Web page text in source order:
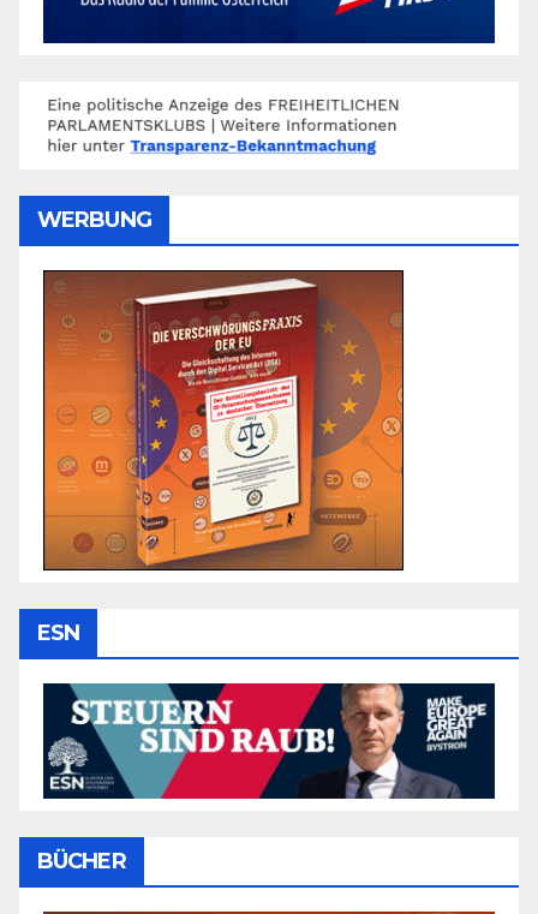
WERBUNG
ESN
BÜCHER